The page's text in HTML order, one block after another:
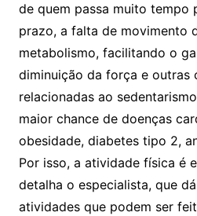
de quem passa muito tempo
prazo, a falta de movimento
metabolismo, facilitando o
diminuição da força e outras
relacionadas ao
maior chance de doenças
obesidade, diabetes tipo 2,
Por isso, a atividade física é
detalha o especialista, que
atividades que podem ser